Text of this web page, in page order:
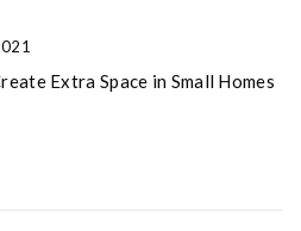
Extra Space in Small Homes